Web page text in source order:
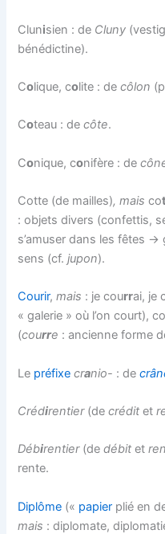
Clunisien : de Cluny
bénédictine).
Colique, colite : decôlon
Coteau : decôte.
Conique, conifère : de
Cotte (de mailles), maiscot
: objets divers (confettis,
s’amuser dans les fêtes
sens (cf.jupon).
Courir,mais : je courrai, je
« galerie » où l’on court),
(courre : ancienne forme
Le préfixe cranio- : de
Crédirentier(de crédit et
Débirentier(de débit et
rente.
Diplôme (« papier plié en
mais : diplomate,